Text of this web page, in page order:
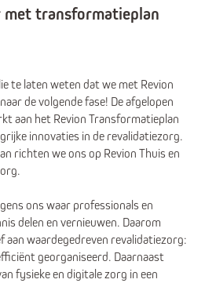
met transformatieplan
te laten weten dat we met Revion
de volgende fase! De afgelopen
aan het Revion Transformatieplan
innovaties in de revalidatiezorg.
richten we ons op Revion Thuis en
ons waar professionals en
delen en vernieuwen. Daarom
aan waardegedreven revalidatiezorg:
georganiseerd. Daarnaast
fysieke en digitale zorg in een